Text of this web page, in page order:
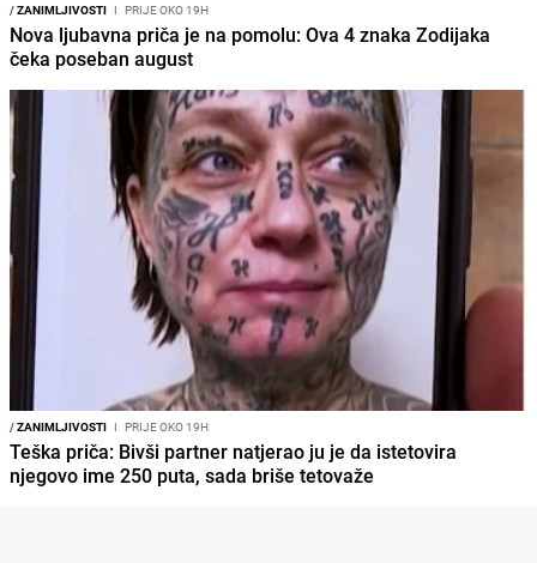
/ZANIMLJIVOSTI I PRIJE OKO 19H
Nova ljubavna priča je na pomolu: Ova 4 znaka Zodijaka
čeka poseban august
/ZANIMLJIVOSTI I PRIJE OKO 19H
Teška priča: Bivši partner natjerao ju je da istetovira
njegovo ime 250 puta, sada briše tetovaže